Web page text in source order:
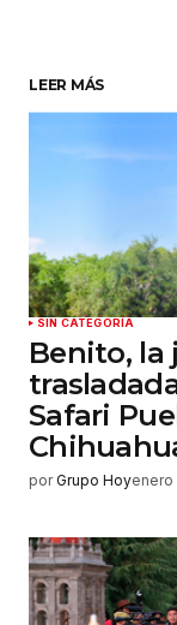
LEER MÁS
SIN CATEGORÍA
Benito, la
Safari
por Grupo Hoyenero